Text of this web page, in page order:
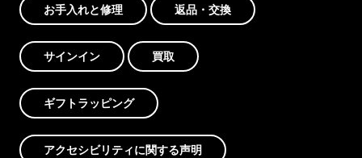
お手入れと修理 返品・交換
サインイン 買取
ギフトラッピング
アクセシビリティに関する声明